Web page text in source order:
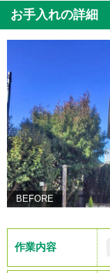
お手入れの詳細
BEFORE
作業内容